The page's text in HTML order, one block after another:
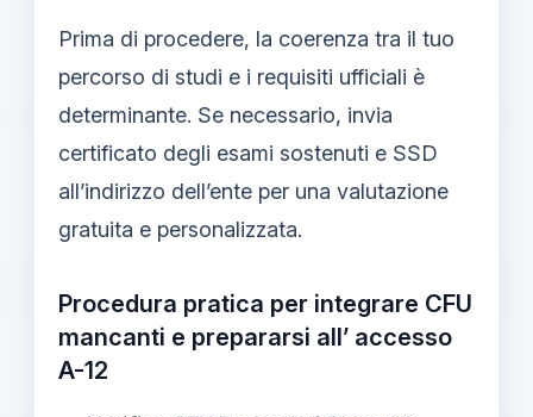
Prima di procedere, la coerenza tra il tuo
percorso di studi e i requisiti ufficiali è
determinante. Se necessario, invia
certificato degli esami sostenuti e SSD
all’indirizzo dell’ente per una valutazione
gratuita e personalizzata.
Procedura pratica per integrare CFU
mancanti e prepararsi all’ accesso
A-12